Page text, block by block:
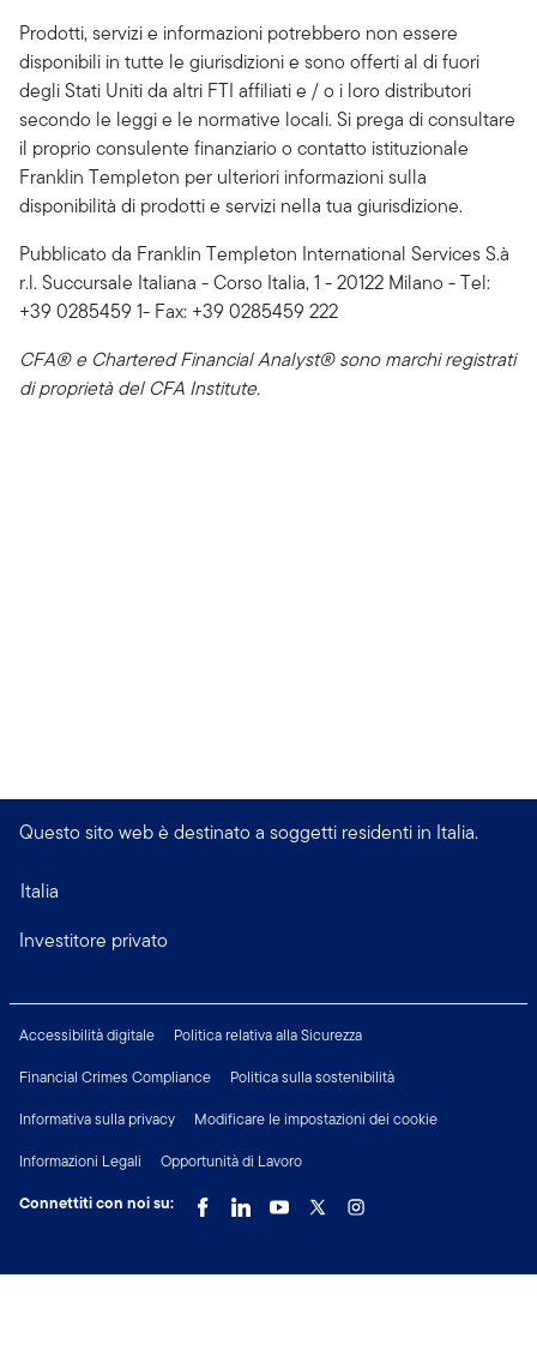
Prodotti, servizi e informazioni potrebbero non essere
disponibili in tutte le giurisdizioni e sono offerti al di fuori
degli Stati Uniti da altri FTI affiliati e / o i loro distributori
secondo le leggi e le normative locali. Si prega di consultare
il proprio consulente finanziario o contatto istituzionale
Franklin Templeton per ulteriori informazioni sulla
disponibilità di prodotti e servizi nella tua giurisdizione.
Pubblicato da Franklin Templeton International Services S.à
r.l. Succursale Italiana - Corso Italia, 1 - 20122 Milano - Tel:
+39 0285459 1- Fax: +39 0285459 222
CFA® e Chartered Financial Analyst® sono marchi registrati
di proprietà del CFA Institute.
Questo sito web è destinato a soggetti residenti in Italia.
Italia
Investitore privato
Accessibilità digitale
Politica relativa alla Sicurezza
Financial Crimes Compliance
Politica sulla sostenibilità
Informativa sulla privacy
Modificare le impostazioni dei cookie
Informazioni Legali
Opportunità di Lavoro
Connettiti con noi su: